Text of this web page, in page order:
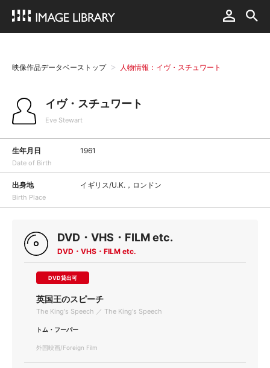
映像作品データベーストップ 人物情報：イヴ・スチュワート
イヴ・スチュワート
Eve Stewart
生年月日
Date of Birth
1961
出身地
Birth Place
イギリス/U.K.，ロンドン
DVD・VHS・FILM etc.
DVD・VHS・FILM etc.
DVD貸出可
英国王のスピーチ
The King's Speech ／ The King's Speech
トム・フーパー
外国映画/Foreign Film